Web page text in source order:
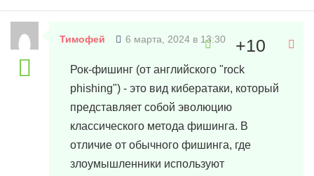
Тимофей 6 марта, 2024 в 13:30
Рок-фишинг (от английского "rock
phishing") - это вид кибератаки, который
представляет собой эволюцию
классического метода фишинга. В
отличие от обычного фишинга, где
злоумышленники используют
+10